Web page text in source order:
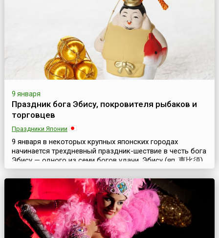
9 января
Праздник бога Эбису, покровителя рыбаков и
торговцев
Праздники Японии
9 января в некоторых крупных японских городах
начинается трехдневный праздник-шествие в честь бога
Эбису — одного из семи богов удачи. Эбису (яп. 恵比須)
считается богом богатства, покровителем рыбаков и
торговцев. Предание гласит, что богиня Солнца
направила Эбису на Землю и превратила в рыбака,
чтобы он сам добывал себе хлеб насущный. Поэтому-то
Эбису издавна считается покровителем людей этих п...